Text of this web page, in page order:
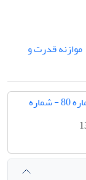
موازنه قدرت و
دوره 18، شماره 80 - شماره